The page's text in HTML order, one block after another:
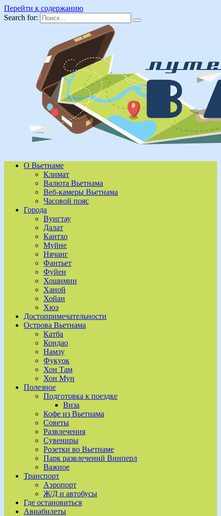
Перейти к содержанию
Search for:
О Вьетнаме
Климат
Валюта Вьетнама
Веб-камеры Вьетнама
Часовой пояс
Города
Вунгтау
Далат
Кантхо
Муйне
Нячанг
Фантьет
Фуйен
Хошимин
Ханой
Хойан
Хюэ
Достопримечательности
Острова Вьетнама
Катба
Кондао
Намзу
Фукуок
Хон Там
Хон Мун
Полезное
Подготовка к поездке
Виза
Кофе из Вьетнама
Советы
Развлечения
Сувениры
Розетки во Вьетнаме
Парк развлечений Винперл
Важное
Транспорт
Аэропорт
Ж/Д и автобусы
Где остановиться
Авиабилеты